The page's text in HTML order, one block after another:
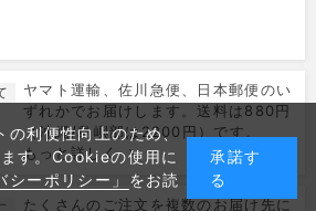
ヤマト運輸、佐川急便、日本郵便のい
ずれかでお届けします。送料は880円
（沖縄/島嶼部は2200円）です。
もっと詳しく
たくさんのご注文を複数のお届け先に
の利便性向上のため、
す。Cookieの使用に
シーポリシー」 をお読
承諾す
る